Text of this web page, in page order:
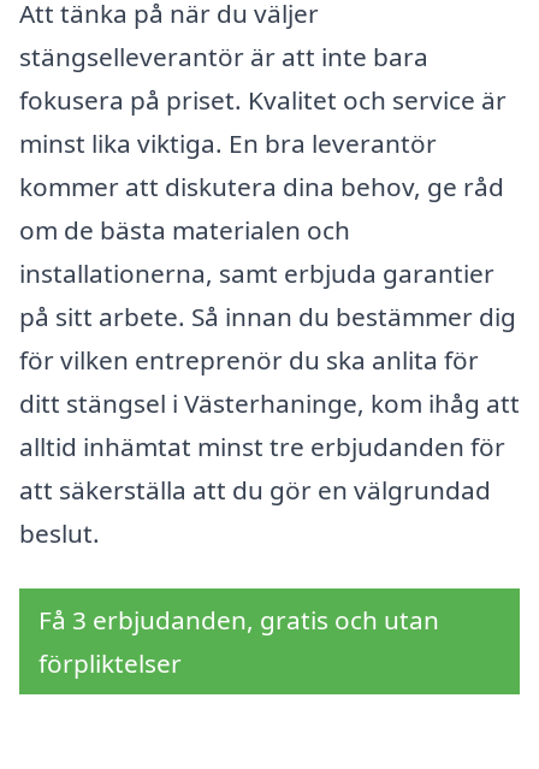
Att tänka på när du väljer
stängselleverantör är att inte bara
fokusera på priset. Kvalitet och service är
minst lika viktiga. En bra leverantör
kommer att diskutera dina behov, ge råd
om de bästa materialen och
installationerna, samt erbjuda garantier
på sitt arbete. Så innan du bestämmer dig
för vilken entreprenör du ska anlita för
ditt stängsel i Västerhaninge, kom ihåg att
alltid inhämtat minst tre erbjudanden för
att säkerställa att du gör en välgrundad
beslut.
Få 3 erbjudanden, gratis och utan
förpliktelser